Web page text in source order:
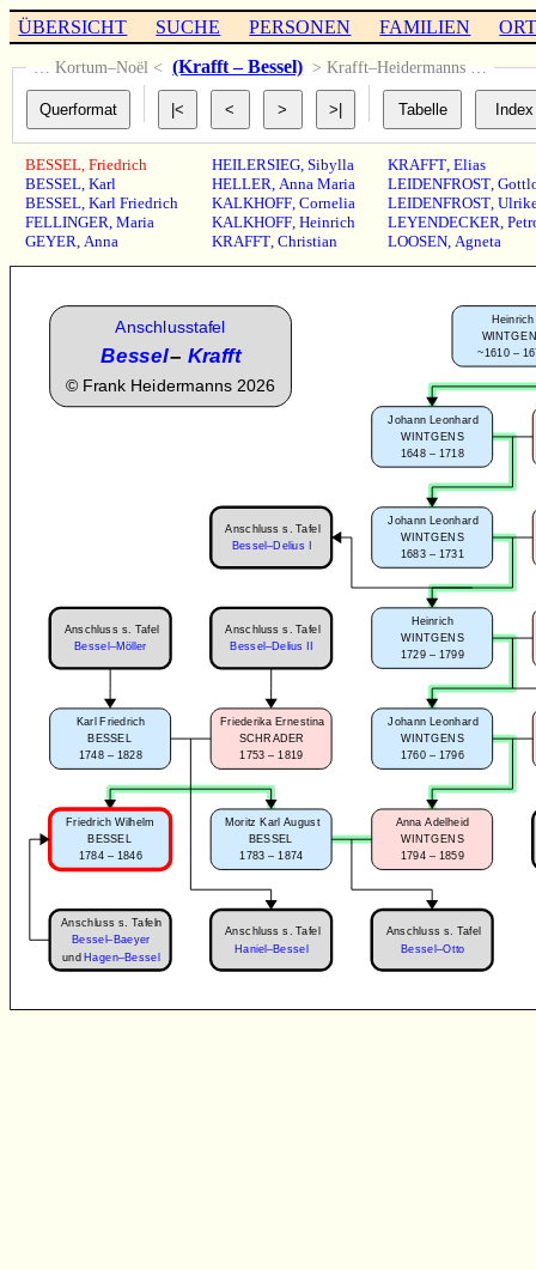
ÜBERSICHT SUCHE PERSONEN FAMILIEN
… Kortum–Noël < (Krafft – Bessel) > Krafft–Heidermanns …
BESSEL,Friedrich
BESSEL,Karl
BESSEL,Karl Friedrich
FELLINGER,Maria
GEYER,Anna
HEILERSIEG, Sibylla
HELLER, Anna Maria
KALKHOFF, Cornelia
KALKHOFF, Heinrich
KRAFFT, Christian
KRAFFT, Elias
LEIDENFROST,
LEIDENFROST,
LEYENDECKER,
LOOSEN, Agneta
Anna Adelheid
WINTGENS
1794 – 1859
Moritz Karl August
BESSEL
1783 – 1874
Friederika Ernestina
SCHRADER
1753 – 1819
Karl Friedrich
BESSEL
1748 – 1828
Friedrich Wilhelm
BESSEL
1784 – 1846
Anschlusstafel
Bessel– Krafft
© Frank Heidermanns 2026
Anschluss s. Tafel
Bessel–Otto
Johann Leonhard
WINTGENS
1760 – 1796
Heinrich
WINTGENS
1729 – 1799
Johann Leonhard
WINTGENS
1683 – 1731
Johann Leonhard
WINTGENS
1648 – 1718
Heinrich
~1610 –
Anschluss s. Tafel
Bessel–Delius I
Anschluss s. Tafel
Bessel–Delius II
Anschluss s. Tafel
Bessel–Möller
Anschluss s. Tafel
Haniel–Bessel
Anschluss s. Tafeln
Bessel–Baeyer
und Hagen–Bessel